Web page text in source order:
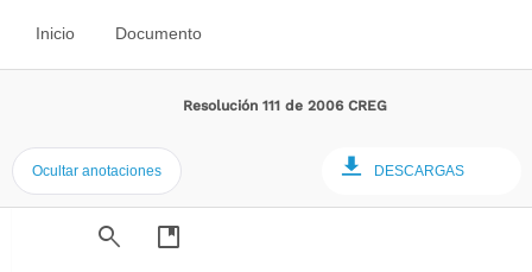
Inicio Documento
Resolución 111 de 2006 CREG
Ocultar anotaciones DESCARGAS
search developer_guide